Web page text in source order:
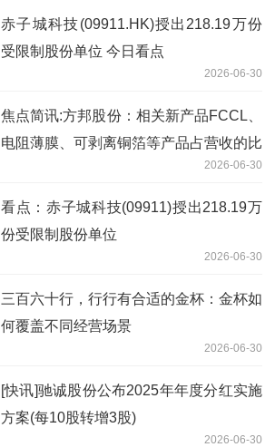
赤子城科技(09911.HK)授出218.19万份
受限制股份单位 今日看点
2026-06-30
焦点简讯:方邦股份：相关新产品FCCL、
电阻薄膜、可剥离铜箔等产品占营收的比
2026-06-30
看点：赤子城科技(09911)授出218.19万
份受限制股份单位
2026-06-30
三百六十行，行行有合适的金杯：金杯如
何覆盖不同经营场景
2026-06-30
[快讯]驰诚股份公布2025年年度分红实施
方案(每10股转增3股)
2026-06-30